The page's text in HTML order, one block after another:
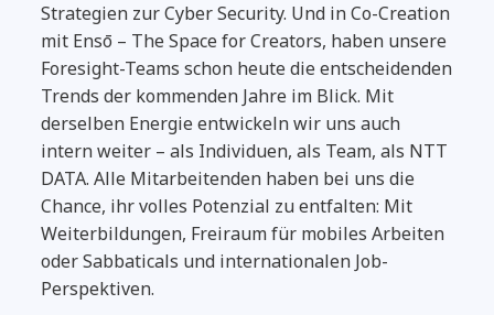
Strategien zur Cyber Security. Und in Co-Creation
mit Ensō – The Space for Creators, haben unsere
Foresight-Teams schon heute die entscheidenden
Trends der kommenden Jahre im Blick. Mit
derselben Energie entwickeln wir uns auch
intern weiter – als Individuen, als Team, als NTT
DATA. Alle Mitarbeitenden haben bei uns die
Chance, ihr volles Potenzial zu entfalten: Mit
Weiterbildungen, Freiraum für mobiles Arbeiten
oder Sabbaticals und internationalen Job-
Perspektiven.